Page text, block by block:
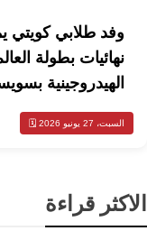
وفد طلابي كويتي
نهائيات بطولة
الهيدروجينية
السبت، 27 يونيو 2026 🗓️
الاكثر قراءة